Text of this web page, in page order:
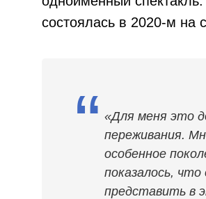
состоялась в 2020-м на
“ «Для меня это
переживания.
особенное
показалось,
представить в